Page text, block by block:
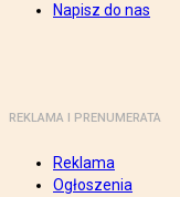
Napisz do nas
REKLAMA I PRENUMERATA
Reklama
Ogłoszenia